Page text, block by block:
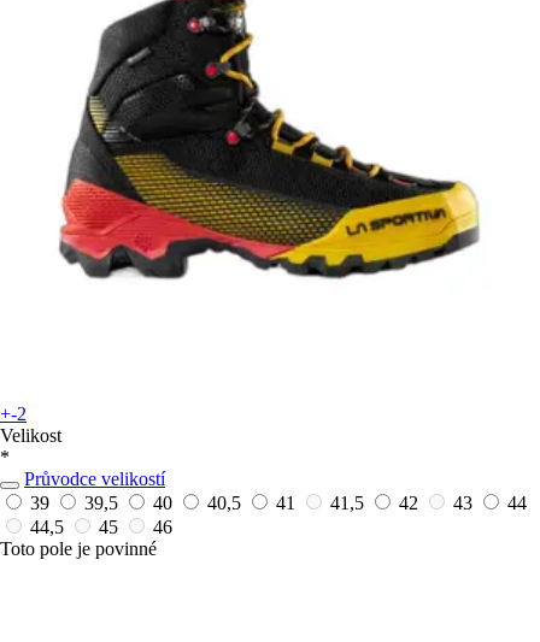
+-2
Velikost
*
Průvodce velikostí
39
39,5 40 40,5 41 41,5 42 43
44
44,5
45
46
Toto pole je povinné